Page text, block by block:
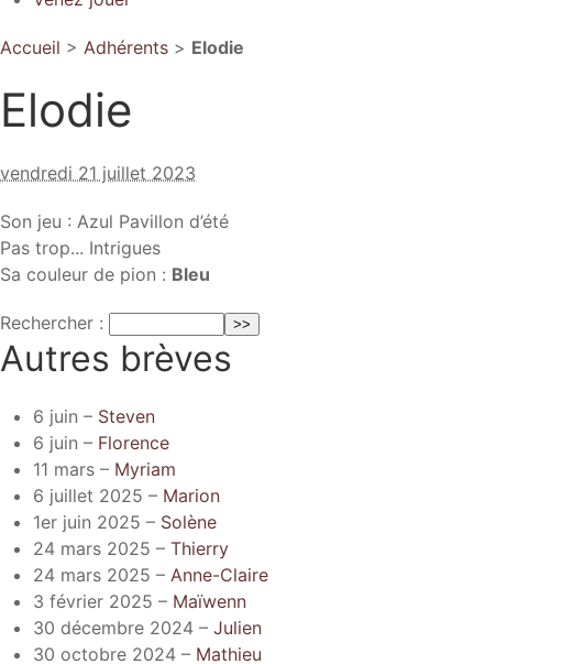
Accueil > Adhérents > Elodie
Elodie
vendredi 21 juillet 2023
Son jeu : Azul Pavillon d’été
Pas trop... Intrigues
Sa couleur de pion : Bleu
Rechercher :
Autres brèves
6 juin – Steven
6 juin – Florence
11 mars – Myriam
6 juillet 2025 – Marion
1er juin 2025 – Solène
24 mars 2025 – Thierry
24 mars 2025 – Anne-Claire
3 février 2025 – Maïwenn
30 décembre 2024 – Julien
30 octobre 2024 – Mathieu